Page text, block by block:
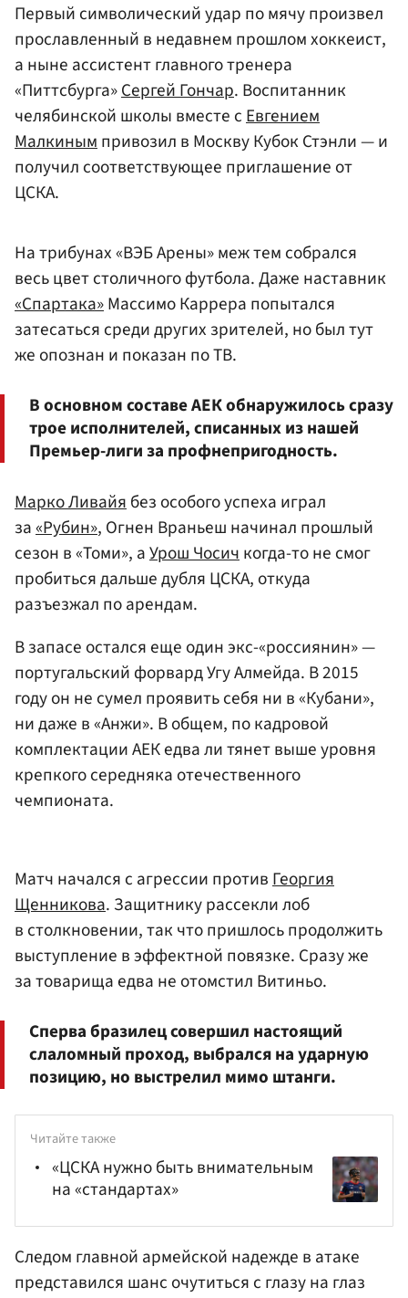
Первый символический удар по мячу произвел
прославленный в недавнем прошлом хоккеист,
а ныне ассистент главного тренера
«Питтсбурга»Сергей Гончар. Воспитанник
челябинской школы вместе сЕвгением
Малкинымпривозил в Москву Кубок Стэнли — и
получил соответствующее приглашение от
ЦСКА.
На трибунах «ВЭБ Арены» меж тем собрался
весь цвет столичного футбола. Даже наставник
«Спартака»Массимо Каррера попытался
затесаться среди других зрителей, но был тут
же опознан и показан по ТВ.
В основном составе АЕК обнаружилось сразу
трое исполнителей, списанных из нашей
Премьер-лиги за профнепригодность.
Марко Ливайябез особого успеха играл
за«Рубин», Огнен Враньеш начинал прошлый
сезон в «Томи», аУрош Чосичкогда-то не смог
пробиться дальше дубля ЦСКА, откуда
разъезжал по арендам.
В запасе остался еще один экс-«россиянин» —
португальский форвард Угу Алмейда. В 2015
году он не сумел проявить себя ни в «Кубани»,
ни даже в «Анжи». В общем, по кадровой
комплектации АЕК едва ли тянет выше уровня
крепкого середняка отечественного
чемпионата.
Матч начался с агрессии противГеоргия
Щенникова. Защитнику рассекли лоб
в столкновении, так что пришлось продолжить
выступление в эффектной повязке. Сразу же
за товарища едва не отомстил Витиньо.
Сперва бразилец совершил настоящий
слаломный проход, выбрался на ударную
позицию, но выстрелил мимо штанги.
Читайте также
«ЦСКА нужно быть внимательным
на «стандартах»
Следом главной армейской надежде в атаке
представился шанс очутиться с глазу на глаз